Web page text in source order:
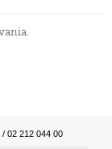
/ 02 212 044 00